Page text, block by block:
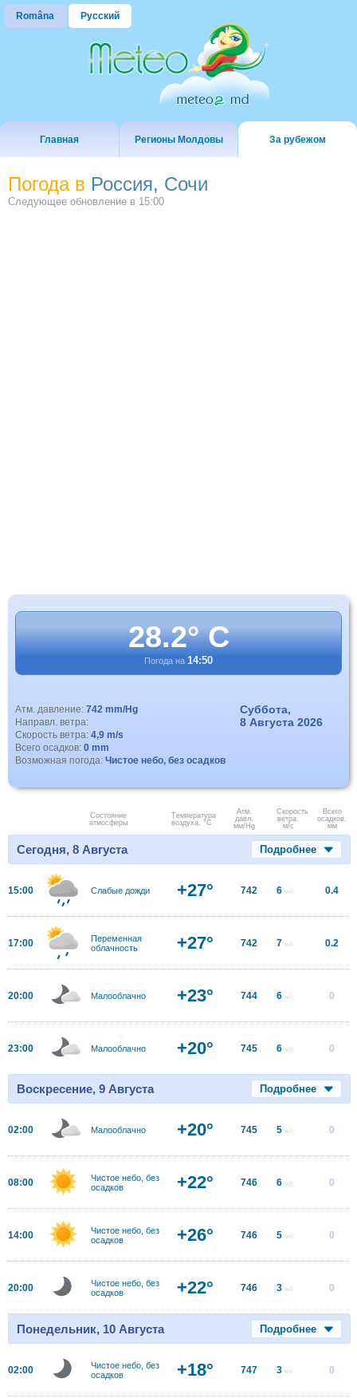
Româna Русский
Главная Регионы Молдовы За рубежом
Погода в Россия, Сочи
Следующее обновление в 15:00
28.2° C
Погода на 14:50
Атм. давление: 742 mm/Hg
Направл. ветра:
Скорость ветра: 4,9 m/s
Всего осадков: 0 mm
Возможная погода: Чистое небо, без осадков
Суббота,
8 Августа 2026
Состояние
атмосферы
Температура
воздуха, °C
Атм.
давл.
мм/Hg
Скорость
ветра.
м/с
Всего
осадков,
мм
Сегодня, 8 Августа Подробнее
15:00 Слабые дожди +27° 742 6 м/с 0.4
17:00
Переменная
облачность
+27° 742 7 м/с 0.2
20:00 Малооблачно +23° 744 6 м/с 0
23:00 Малооблачно +20° 745 6 м/с 0
Воскресение, 9 Августа Подробнее
02:00 Малооблачно +20° 745 5 м/с 0
08:00
Чистое небо, без
осадков
+22° 746 6 м/с 0
14:00
Чистое небо, без
осадков
+26° 746 5 м/с 0
20:00
Чистое небо, без
осадков
+22° 746 3 м/с 0
Понедельник, 10 Августа Подробнее
02:00
Чистое небо, без
осадков
+18° 747 3 м/с 0